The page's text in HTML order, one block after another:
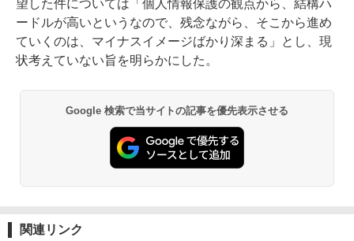
望した件については「個人情報保護の観点から、結構ハ
ードルが高いというなので、残念ながら、そこから進め
ていくのは、マイナスイメージばかり深まる」とし、現
状考えていない旨を明らかにした。
Google 検索で当サイトの記事を優先表示させる
関連リンク